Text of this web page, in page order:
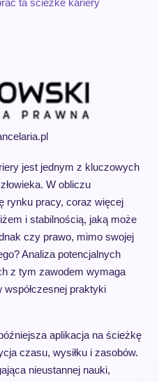
jest jednym z kluczowych
W obliczu
rynku pracy, coraz więcej
i stabilnością, jaką może
czy prawo, mimo swojej
Analiza potencjalnych
z tym zawodem wymaga
współczesnej praktyki
aplikacja na ścieżkę
czasu, wysiłku i zasobów.
nieustannej nauki,